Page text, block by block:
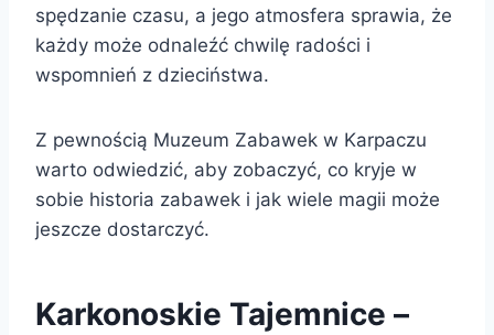
spędzanie czasu, a jego atmosfera sprawia, że
każdy może odnaleźć chwilę radości i
wspomnień z dzieciństwa.
Z pewnością Muzeum Zabawek w Karpaczu
warto odwiedzić, aby zobaczyć, co kryje w
sobie historia zabawek i jak wiele magii może
jeszcze dostarczyć.
Karkonoskie Tajemnice –